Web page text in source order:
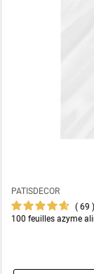
PATISDECOR
69
100 feuilles azyme